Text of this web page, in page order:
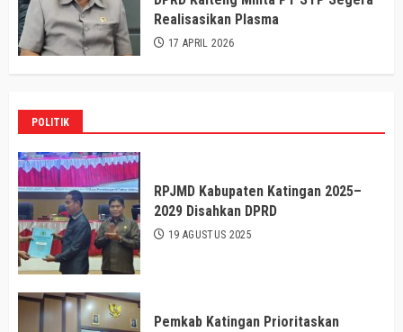
Realisasikan Plasma
17 APRIL 2026
POLITIK
RPJMD Kabupaten Katingan 2025–
2029 Disahkan DPRD
19 AGUSTUS 2025
Pemkab Katingan Prioritaskan